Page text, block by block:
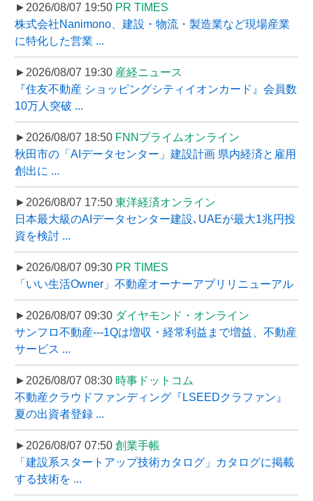
►2026/08/07 19:50 PR TIMES
株式会社Nanimono、建設・物流・製造業など現場産業
に特化した営業 ...
►2026/08/07 19:30 産経ニュース
『住友不動産 ショッピングシティイオンカード』会員数
10万人突破 ...
►2026/08/07 18:50 FNNプライムオンライン
秋田市の「AIデータセンター」建設計画 県内経済と雇用
創出に ...
►2026/08/07 17:50 東洋経済オンライン
日本最大級のAIデータセンター建設､UAEが最大1兆円投
資を検討 ...
►2026/08/07 09:30 PR TIMES
「いい生活Owner」不動産オーナーアプリリニューアル
►2026/08/07 09:30 ダイヤモンド・オンライン
サンフロ不動産---1Qは増収・経常利益まで増益、不動産
サービス ...
►2026/08/07 08:30 時事ドットコム
不動産クラウドファンディング『LSEEDクラファン』
夏の出資者登録 ...
►2026/08/07 07:50 創業手帳
「建設系スタートアップ技術カタログ」カタログに掲載
する技術を ...